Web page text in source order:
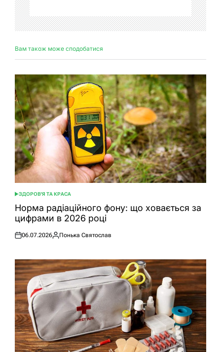
Вам також може сподобатися
ОПУБЛІКУВАТИ
У
ЗДОРОВ'Я ТА КРАСА
Норма радіаційного фону: що ховається за
цифрами в 2026 році
Оприлюднено
06.07.2026
Опубліковано
Понька Святослав